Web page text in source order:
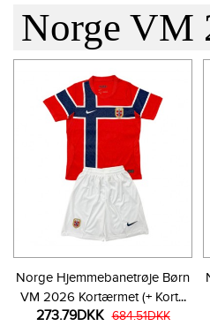
Norge VM
Norge Hjemmebanetrøje Børn
VM 2026 Kortærmet (+ Korte
bukser)
273.79DKK 684.51DKK